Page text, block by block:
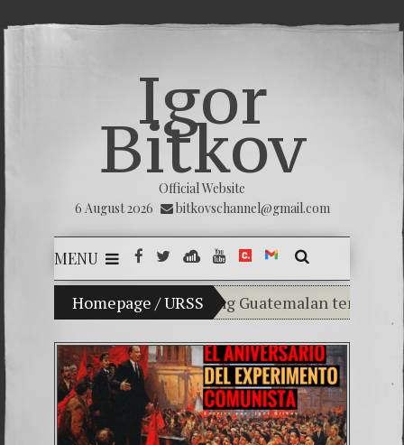
Igor
Bitkov
Official Website
6 August 2026
bitkovschannel@gmail.com
MENU
Homepage /URSS
Bitkov, a promising Guatemalan tennis player.
Breaking the silence of
(Español) Confiamos en
Criminality in the
(Español) Daño